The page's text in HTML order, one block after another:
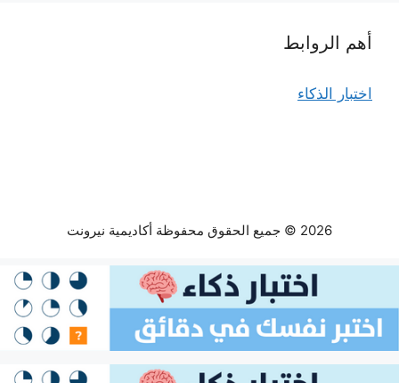
أهم الروابط
اختبار الذكاء
2026 © جميع الحقوق محفوظة أكاديمية نيرونت